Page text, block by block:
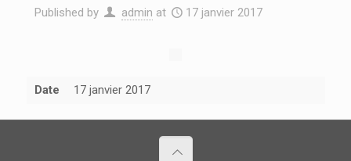
Published by admin at 17 janvier 2017
Date 17 janvier 2017